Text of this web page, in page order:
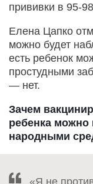
прививки в 95-
Елена Цапко
можно будет
есть ребенок
простудными
— нет.
Зачем
ребенка можно
народными
«Я не